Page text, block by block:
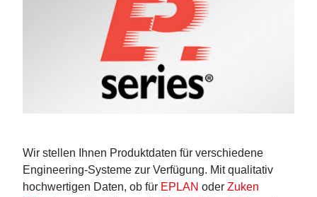
Wir stellen Ihnen Produktdaten für verschiedene
Engineering-Systeme zur Verfügung. Mit qualitativ
hochwertigen Daten, ob für EPLAN oder Zuken